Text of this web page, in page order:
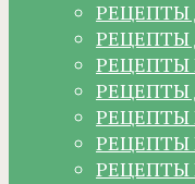
РЕЦЕПТЫ
РЕЦЕПТЫ
РЕЦЕПТЫ
РЕЦЕПТЫ
РЕЦЕПТЫ
РЕЦЕПТЫ